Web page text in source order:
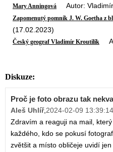
Mary Anningová Autor: Vladimír
Zapomenutý pomník J. W. Goetha z
(17.02.2023)
Český geograf Vladimír Kroutilík
Diskuze:
Proč je foto obrazu tak
Aleš Uhlíř,2024-02-09 13:39:14
Zdravím a reaguji na mail,
každého, kdo se pokusí
zvětšit a místo obličeje uvidí